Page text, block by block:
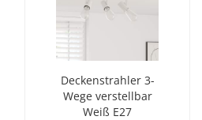
Deckenstrahler 3-
Wege verstellbar
Weiß E27